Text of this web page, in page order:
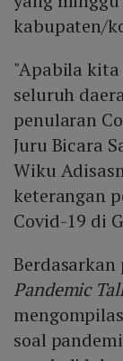
kabupaten/
"Apabila
seluruh
penularan
Juru Bicara
Wiku
keterangan
Covid-19 di
Pandemic
soal